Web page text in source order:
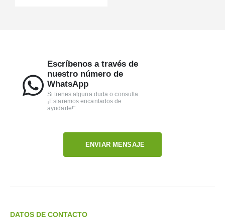
Escríbenos a través de
nuestro número de
WhatsApp
Si tienes alguna duda o consulta.
¡Estaremos encantados de
ayudarte!"
ENVIAR MENSAJE
DATOS DE CONTACTO